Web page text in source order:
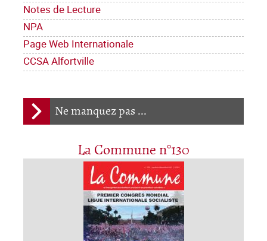
Notes de Lecture
NPA
Page Web Internationale
CCSA Alfortville
Ne manquez pas ...
La Commune n°130